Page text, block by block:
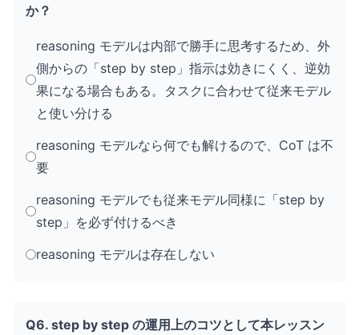
か？
reasoning モデルは内部で勝手に思考するため、外
側からの「step by step」指示は効きにくく、逆効
果になる場合もある。タスクに合わせて従来モデル
と使い分ける
reasoning モデルなら何でも解けるので、CoT は不
要
reasoning モデルでも従来モデル同様に「step by
step」を必ず付けるべき
reasoning モデルは存在しない
Q6. step by step の運用上のコツとして本レッスン